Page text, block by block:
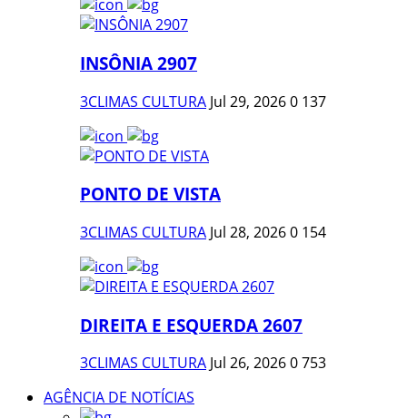
INSÔNIA 2907
3CLIMAS CULTURA Jul 29, 20260 137
PONTO DE VISTA
3CLIMAS CULTURA Jul 28, 20260 154
DIREITA E ESQUERDA 2607
3CLIMAS CULTURA Jul 26, 20260753
AGÊNCIA DE NOTÍCIAS